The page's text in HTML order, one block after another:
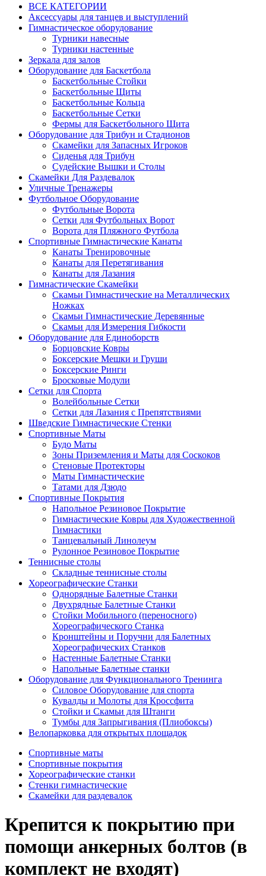
ВСЕ КАТЕГОРИИ
Аксессуары для танцев и выступлений
Гимнастическое оборудование
Турники навесные
Турники настенные
Зеркала для залов
Оборудование для Баскетбола
Баскетбольные Стойки
Баскетбольные Щиты
Баскетбольные Кольца
Баскетбольные Сетки
Фермы для Баскетбольного Щита
Оборудование для Трибун и Стадионов
Скамейки для Запасных Игроков
Сиденья для Трибун
Судейские Вышки и Столы
Скамейки Для Раздевалок
Уличные Тренажеры
Футбольное Оборудование
Футбольные Ворота
Сетки для Футбольных Ворот
Ворота для Пляжного Футбола
Спортивные Гимнастические Канаты
Канаты Тренировочные
Канаты для Перетягивания
Канаты для Лазания
Гимнастические Скамейки
Скамьи Гимнастические на Металлических
Ножках
Скамьи Гимнастические Деревянные
Скамьи для Измерения Гибкости
Оборудование для Единоборств
Борцовские Ковры
Боксерские Мешки и Груши
Боксерские Ринги
Бросковые Модули
Сетки для Спорта
Волейбольные Сетки
Сетки для Лазания с Препятствиями
Шведские Гимнастические Стенки
Спортивные Маты
Будо Маты
Зоны Приземления и Маты для Соскоков
Стеновые Протекторы
Маты Гимнастические
Татами для Дзюдо
Спортивные Покрытия
Напольное Резиновое Покрытие
Гимнастические Ковры для Художественной
Гимнастики
Танцевальный Линолеум
Рулонное Резиновое Покрытие
Теннисные столы
Складные теннисные столы
Хореографические Станки
Однорядные Балетные Станки
Двухрядные Балетные Станки
Стойки Мобильного (переносного)
Хореографического Станка
Кронштейны и Поручни для Балетных
Хореографических Станков
Настенные Балетные Станки
Напольные Балетные станки
Оборудование для Функционального Тренинга
Силовое Оборудование для спорта
Кувалды и Молоты для Кроссфита
Стойки и Скамьи для Штанги
Тумбы для Запрыгивания (Плиобоксы)
Велопарковка для открытых площадок
Спортивные маты
Спортивные покрытия
Хореографические станки
Стенки гимнастические
Скамейки для раздевалок
Крепится к покрытию при
помощи анкерных болтов (в
комплект не входят)